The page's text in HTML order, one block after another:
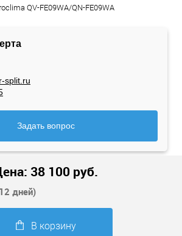
QV-FE09WA/QN-FE09WA
split.ru
Задать вопрос
38 100 руб.
дней)
В корзину